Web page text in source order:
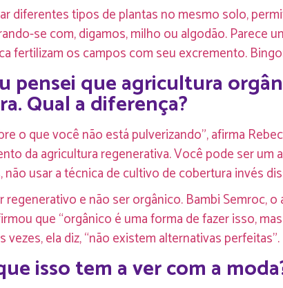
diferentes tipos de plantas no mesmo solo,
se com, digamos, milho ou algodão. Parece
fertilizam os campos com seu excremento.
pensei que agricultura
Qual a diferença?
o que você não está pulverizando”, afirma
da agricultura regenerativa. Você pode ser
não usar a técnica de cultivo de cobertura invés
regenerativo e não ser orgânico. Bambi Semroc,
que “orgânico é uma forma de fazer isso,
vezes, ela diz, “não existem alternativas perfeitas”.
isso tem a ver com a